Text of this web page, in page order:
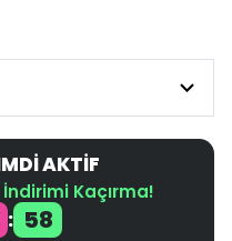
AKTİF
Kaçırma!
: 58